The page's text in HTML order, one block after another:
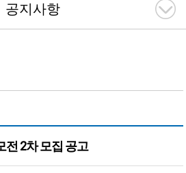
공지사항
전 2차 모집 공고